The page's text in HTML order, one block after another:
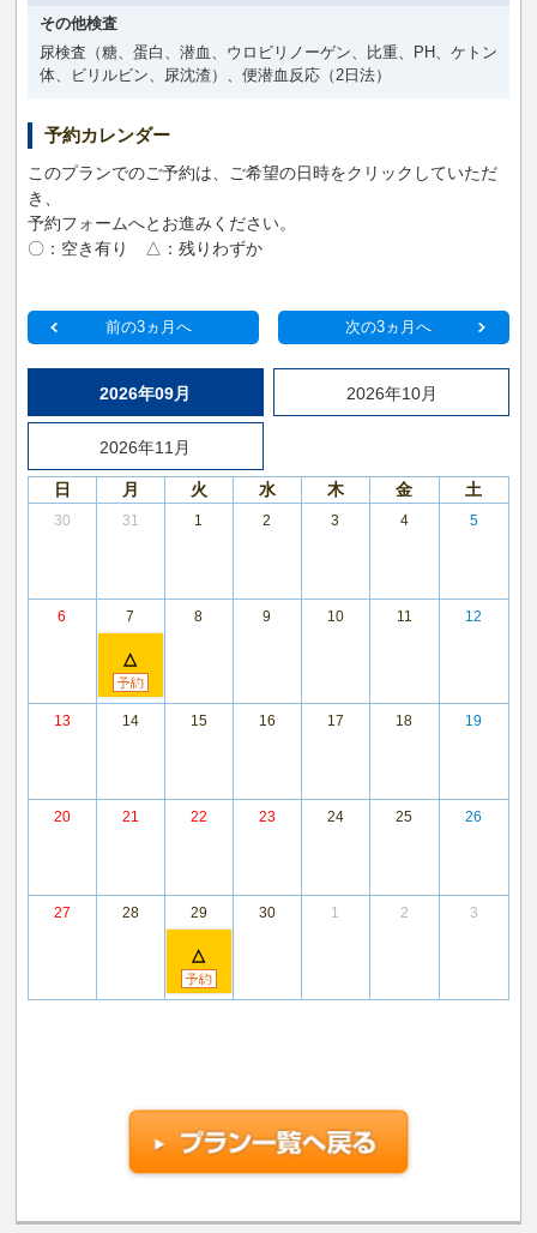
その他検査
尿検査（糖、蛋白、潜血、ウロビリノーゲン、比重、PH、ケトン
体、ビリルビン、尿沈渣）、便潜血反応（2日法）
予約カレンダー
このプランでのご予約は、ご希望の日時をクリックしていただ
き、
予約フォームへとお進みください。
〇：空き有り △：残りわずか
前の3ヵ月へ 次の3ヵ月へ
2026年09月 2026年10月
2026年11月
日 月 火 水 木 金 土
30 31 1 2 3 4 5
6 7
△
8 9 10 11 12
13 14 15 16 17 18 19
20 21 22 23 24 25 26
27 28 29
△
30 1 2 3